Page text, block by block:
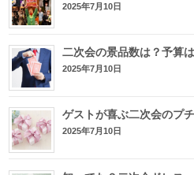
2025年7月10日
二次会の景品数は？予算
2025年7月10日
ゲストが喜ぶ二次会のプ
2025年7月10日